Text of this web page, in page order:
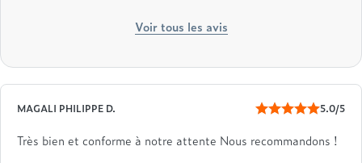
Voir tous les avis
MAGALI PHILIPPE D. 5.0/5
Très bien et conforme à notre attente Nous recommandons !